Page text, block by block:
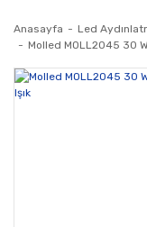
Anasayfa Led
Molled MOLL2045 30